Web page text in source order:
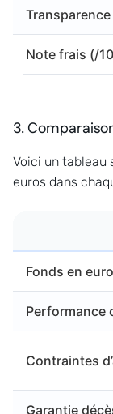
Note frais (/
3.
Voici un tableau
euros dans
Fonds en
Performance
Contraintes
Garantie